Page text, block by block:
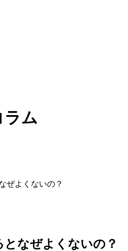
ラム
ぜよくないの？
なぜよくないの？